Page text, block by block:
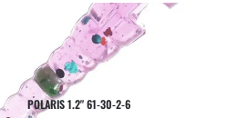
POLARIS 1.2" 61-30-2-6